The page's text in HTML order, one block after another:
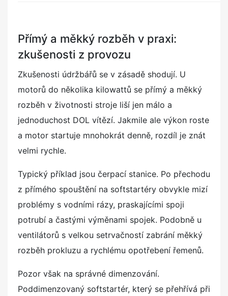
Přímý a měkký rozběh v praxi:
zkušenosti z provozu
Zkušenosti údržbářů se v zásadě shodují. U
motorů do několika kilowattů se přímý a měkký
rozběh v životnosti stroje liší jen málo a
jednoduchost DOL vítězí. Jakmile ale výkon roste
a motor startuje mnohokrát denně, rozdíl je znát
velmi rychle.
Typický příklad jsou čerpací stanice. Po přechodu
z přímého spouštění na softstartéry obvykle mizí
problémy s vodními rázy, praskajícími spoji
potrubí a častými výměnami spojek. Podobně u
ventilátorů s velkou setrvačností zabrání měkký
rozběh prokluzu a rychlému opotřebení řemenů.
Pozor však na správné dimenzování.
Poddimenzovaný softstartér, který se přehřívá při